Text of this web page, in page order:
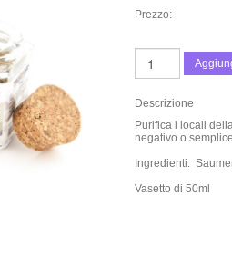
Prezzo:
Descrizione
Purifica i locali
negativo o
Ingredienti:
Vasetto di 50ml